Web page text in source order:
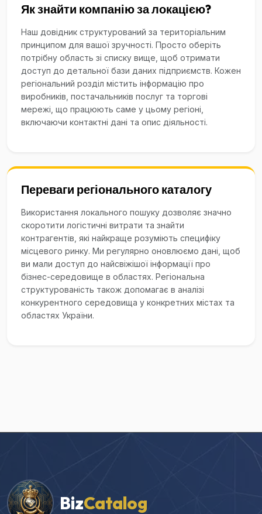
Як знайти компанію за локацією?
Наш довідник структурований за територіальним
принципом для вашої зручності. Просто оберіть
потрібну область зі списку вище, щоб отримати
доступ до детальної бази даних підприємств. Кожен
регіональний розділ містить інформацію про
виробників, постачальників послуг та торгові
мережі, що працюють саме у цьому регіоні,
включаючи контактні дані та опис діяльності.
Переваги регіонального каталогу
Використання локального пошуку дозволяє значно
скоротити логістичні витрати та знайти
контрагентів, які найкраще розуміють специфіку
місцевого ринку. Ми регулярно оновлюємо дані, щоб
ви мали доступ до найсвіжішої інформації про
бізнес-середовище в областях. Регіональна
структурованість також допомагає в аналізі
конкурентного середовища у конкретних містах та
областях України.
BizCatalog